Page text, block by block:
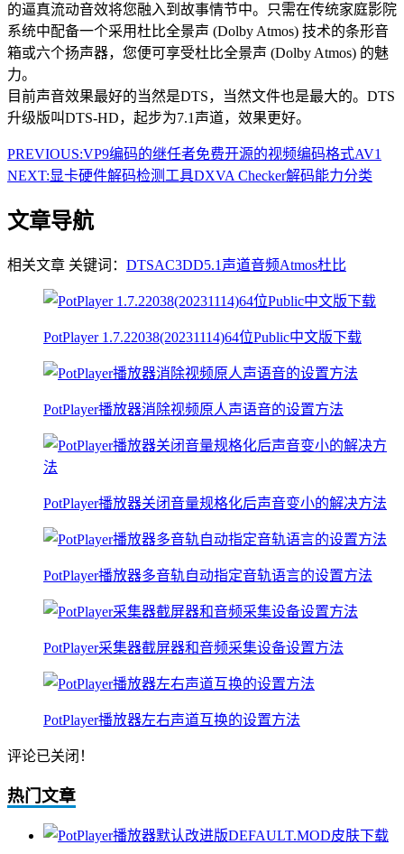
的逼真流动音效将您融入到故事情节中。只需在传统家庭影院
系统中配备一个采用杜比全景声 (Dolby Atmos) 技术的条形音
箱或六个扬声器，您便可享受杜比全景声 (Dolby Atmos) 的魅
力。
目前声音效果最好的当然是DTS，当然文件也是最大的。DTS
升级版叫DTS-HD，起步为7.1声道，效果更好。
PREVIOUS:VP9编码的继任者免费开源的视频编码格式AV1
NEXT:显卡硬件解码检测工具DXVA Checker解码能力分类
文章导航
相关文章 关键词： DTSAC3DD5.1 声道音频Atmos杜比
PotPlayer 1.7.22038(20231114)64位Public中文版下载
PotPlayer播放器消除视频原人声语音的设置方法
PotPlayer播放器关闭音量规格化后声音变小的解决方法
PotPlayer播放器多音轨自动指定音轨语言的设置方法
PotPlayer采集器截屏器和音频采集设备设置方法
PotPlayer播放器左右声道互换的设置方法
评论已关闭！
热门文章